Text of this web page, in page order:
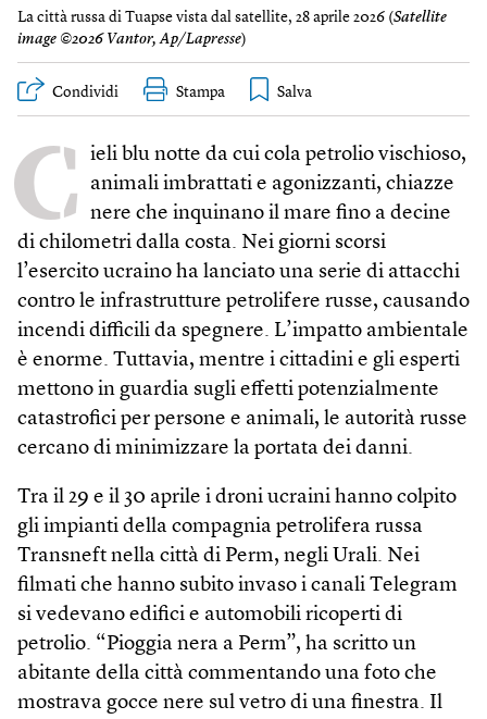
La città russa di Tuapse vista dal satellite, 28 aprile 2026 (Satellite
image ©2026 Vantor, Ap/Lapresse)
Condividi Stampa
C
ieli blu notte da cui cola petrolio vischioso,
animali imbrattati e agonizzanti, chiazze
nere che inquinano il mare fino a decine
di chilometri dalla costa. Nei giorni scorsi
l’esercito ucraino ha lanciato una serie di attacchi
contro le infrastrutture petrolifere russe, causando
incendi difficili da spegnere. L’impatto ambientale
è enorme. Tuttavia, mentre i cittadini e gli esperti
mettono in guardia sugli effetti potenzialmente
catastrofici per persone e animali, le autorità russe
cercano di minimizzare la portata dei danni.
Tra il 29 e il 30 aprile i droni ucraini hanno colpito
gli impianti della compagnia petrolifera russa
Transneft nella città di Perm, negli Urali. Nei
filmati che hanno subito invaso i canali Telegram
si vedevano edifici e automobili ricoperti di
petrolio. “Pioggia nera a Perm”, ha scritto un
abitante della città commentando una foto che
mostrava gocce nere sul vetro di una finestra. Il